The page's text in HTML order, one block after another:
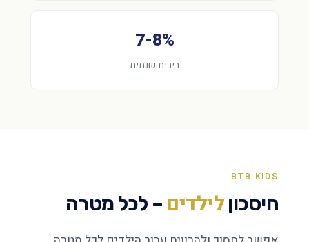
7-8%
ריבית שנתית
BTB KIDS
חיסכון לילדים – לכל מטרה